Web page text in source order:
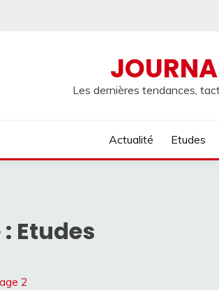
Les dernières tendances,
Actualité Etudes
Etudes
2